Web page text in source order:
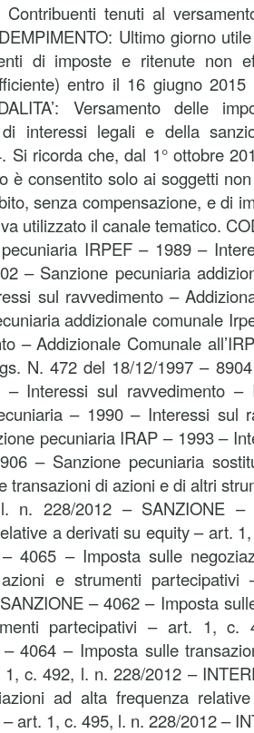
Contribuenti tenuti al
Ultimo giorno
di imposte e ritenute non
entro il 16 giugno 2015
Versamento delle
di interessi legali e della
Si ricorda che, dal 1° ottobre
è consentito solo ai soggetti
senza compensazione, e di
utilizzato il canale tematico.
IRPEF – 1989 –
– Sanzione pecuniaria
sul ravvedimento –
addizionale comunale
– Addizionale Comunale
N. 472 del 18/12/1997 –
– Interessi sul ravvedimento
– 1990 – Interessi sul
pecuniaria IRAP – 1993 –
– Sanzione pecuniaria
transazioni di azioni e di altri
n. 228/2012 – SANZIONE –
a derivati su equity – art.
4065 – Imposta sulle
e strumenti
– 4062 – Imposta
partecipativi – art. 1, c.
– 4064 – Imposta sulle
c. 492, l. n. 228/2012 –
ad alta frequenza
art. 1, c. 495, l. n. 228/2012 –